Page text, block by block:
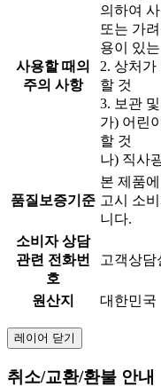
사용할 때의
주의 사항
의하여
또는 가
용이 있
2. 상처가
할 것
3. 보관
가) 어린
할 것
나) 직사
품질보증기준
본 제품
고시 소
니다.
소비자 상담
관련 전화번
호
고객상담
원산지 대한민국
레이어 닫기
취소/교환/환불 안내